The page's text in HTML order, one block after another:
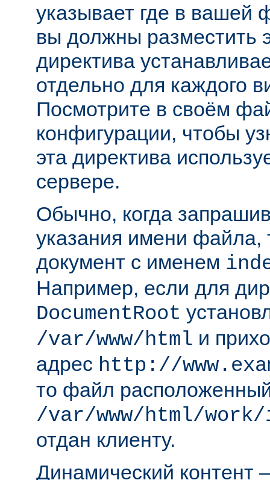
указывает где в вашей
вы должны разместить
директива
отдельно для каждого
Посмотрите в своём
конфигурации, чтобы
эта директива
сервере.
Обычно, когда
указания имени файла,
документ с именем
Например, если для
DocumentRoot
/var/www/html и
адрес http://
то файл
/var/www/html/
отдан клиенту.
Динамический контент